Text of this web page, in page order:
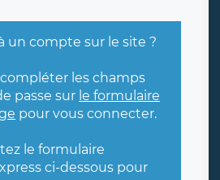
un compte sur le site ?
compléter les champs
passe sur le formulaire
pour vous connecter.
le formulaire
ci-dessous pour